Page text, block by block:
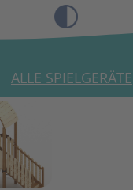
ALLE SPIELGERÄTE